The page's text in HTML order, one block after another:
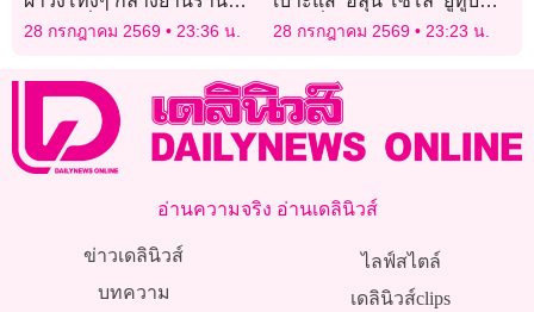
อาหารชื่อดังในออสเตรเลีย
28 กรกฎาคม 2569 23:36 น.
เบอร์ชื่อดังหายตัวปริศนา
จอร์เจีย
28 กรกฎาคม 2569 23:23 น.
อ่านความจริง อ่านเดลินิวส์
ข่าวเดลินิวส์
บทความ
ไลฟ์สไตล์
เดลินิวส์clips